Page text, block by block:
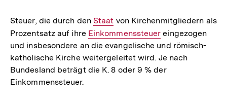
Steuer, die durch den Interner
Link:
Staat von Kirchenmitgliedern als
Prozentsatz auf ihre Interner
Link:
Einkommenssteuer eingezogen
und insbesondere an die evangelische und römisch-
katholische Kirche weitergeleitet wird. Je nach
Bundesland beträgt die K. 8 oder 9 % der
Einkommenssteuer.